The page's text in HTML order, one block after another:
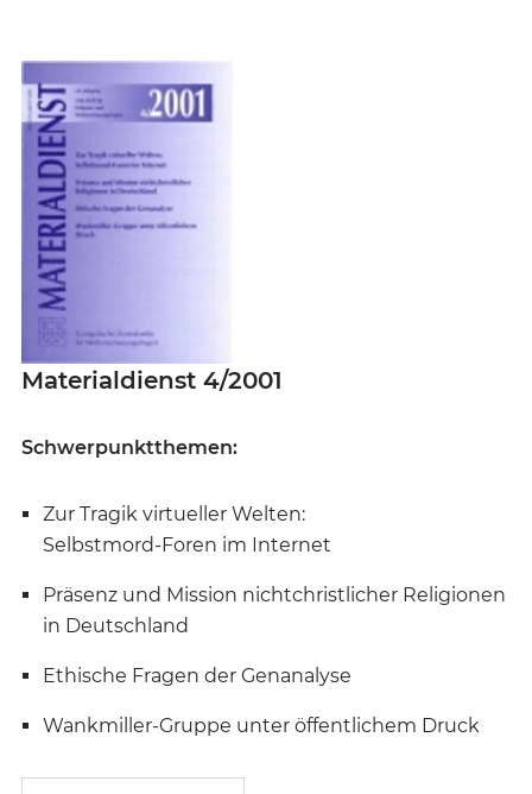
Materialdienst 4/2001
Schwerpunktthemen:
Zur Tragik virtueller Welten:
Selbstmord-Foren im Internet
Präsenz und Mission nichtchristlicher Religionen
in Deutschland
Ethische Fragen der Genanalyse
Wankmiller-Gruppe unter öffentlichem Druck